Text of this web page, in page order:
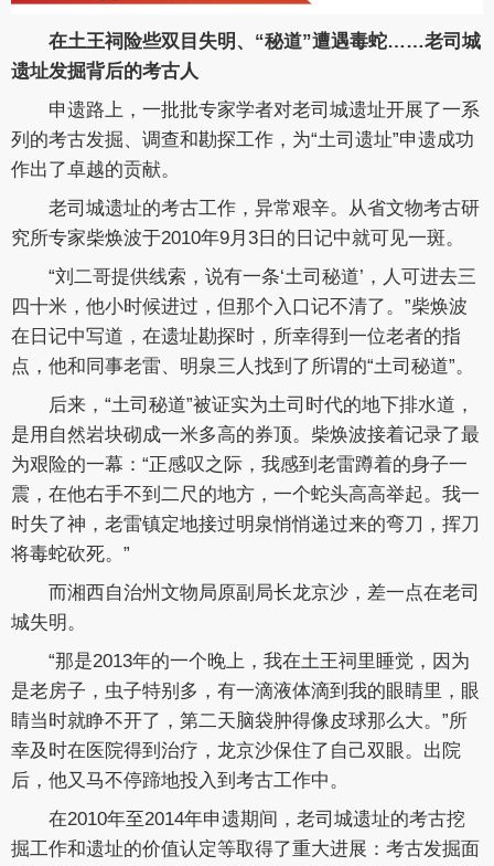
在土王祠险些双目失明、“秘道”遭遇毒蛇……老司城
遗址发掘背后的考古人
申遗路上，一批批专家学者对老司城遗址开展了一系
列的考古发掘、调查和勘探工作，为“土司遗址”申遗成功
作出了卓越的贡献。
老司城遗址的考古工作，异常艰辛。从省文物考古研
究所专家柴焕波于2010年9月3日的日记中就可见一斑。
“刘二哥提供线索，说有一条‘土司秘道’，人可进去三
四十米，他小时候进过，但那个入口记不清了。”柴焕波
在日记中写道，在遗址勘探时，所幸得到一位老者的指
点，他和同事老雷、明泉三人找到了所谓的“土司秘道”。
后来，“土司秘道”被证实为土司时代的地下排水道，
是用自然岩块砌成一米多高的券顶。柴焕波接着记录了最
为艰险的一幕：“正感叹之际，我感到老雷蹲着的身子一
震，在他右手不到二尺的地方，一个蛇头高高举起。我一
时失了神，老雷镇定地接过明泉悄悄递过来的弯刀，挥刀
将毒蛇砍死。”
而湘西自治州文物局原副局长龙京沙，差一点在老司
城失明。
“那是2013年的一个晚上，我在土王祠里睡觉，因为
是老房子，虫子特别多，有一滴液体滴到我的眼睛里，眼
睛当时就睁不开了，第二天脑袋肿得像皮球那么大。”所
幸及时在医院得到治疗，龙京沙保住了自己双眼。出院
后，他又马不停蹄地投入到考古工作中。
在2010年至2014年申遗期间，老司城遗址的考古挖
掘工作和遗址的价值认定等取得了重大进展：考古发掘面